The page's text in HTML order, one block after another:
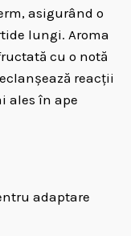
asigurând o
lungi. Aroma
cu o notă
reacții
ales în ape
adaptare